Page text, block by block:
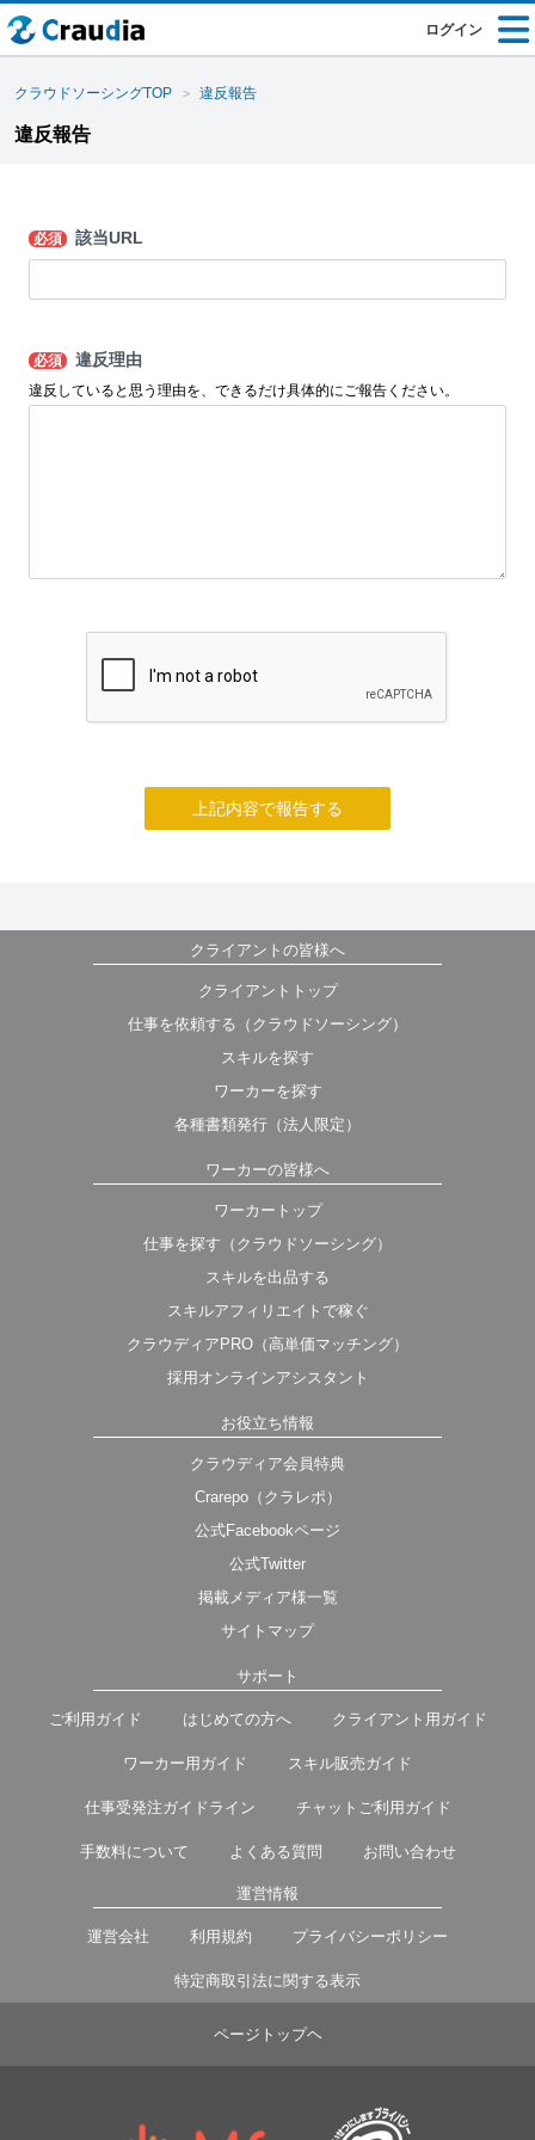
ログイン
クラウドソーシングTOP 違反報告
違反報告
必須 該当URL
必須 違反理由
違反していると思う理由を、できるだけ具体的にご報告ください。
上記内容で報告する
クライアントの皆様へ
クライアントトップ
仕事を依頼する（クラウドソーシング）
スキルを探す
ワーカーを探す
各種書類発行（法人限定）
ワーカーの皆様へ
ワーカートップ
仕事を探す（クラウドソーシング）
スキルを出品する
スキルアフィリエイトで稼ぐ
クラウディアPRO（高単価マッチング）
採用オンラインアシスタント
お役立ち情報
クラウディア会員特典
Crarepo（クラレポ）
公式Facebookページ
公式Twitter
掲載メディア様一覧
サイトマップ
サポート
ご利用ガイド はじめての方へ クライアント用ガイド
ワーカー用ガイド スキル販売ガイド
仕事受発注ガイドライン チャットご利用ガイド
手数料について よくある質問 お問い合わせ
運営情報
運営会社 利用規約 プライバシーポリシー
特定商取引法に関する表示
ページトップヘ